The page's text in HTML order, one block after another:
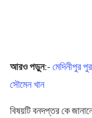
আরও পড়ুন:- মেদিনীপুর
সৌমেন খান
বিষয়টি বনদপ্তর কে